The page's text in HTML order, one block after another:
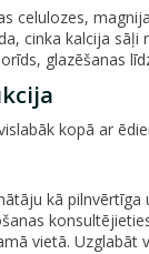
celulozes,
cinka kalcija
glazēšanas
kopā ar
kā
vietā.